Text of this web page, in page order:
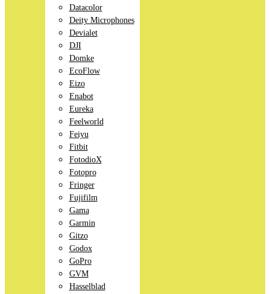
Datacolor
Deity Microphones
Devialet
DJI
Domke
EcoFlow
Eizo
Enabot
Eureka
Feelworld
Feiyu
Fitbit
FotodioX
Fotopro
Fringer
Fujifilm
Gama
Garmin
Gitzo
Godox
GoPro
GVM
Hasselblad